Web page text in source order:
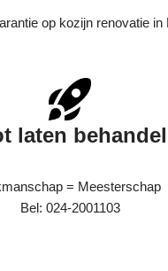
op kozijn renovatie in
laten
= Meesterschap
Bel: 024-2001103